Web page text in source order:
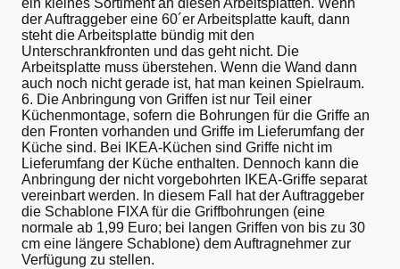
ein kleines Sortiment an diesen Arbeitsplatten. Wenn
der Auftraggeber eine 60´er Arbeitsplatte kauft, dann
steht die Arbeitsplatte bündig mit den
Unterschrankfronten und das geht nicht. Die
Arbeitsplatte muss überstehen. Wenn die Wand dann
auch noch nicht gerade ist, hat man keinen Spielraum.
6. Die Anbringung von Griffen ist nur Teil einer
Küchenmontage, sofern die Bohrungen für die Griffe an
den Fronten vorhanden und Griffe im Lieferumfang der
Küche sind. Bei IKEA-Küchen sind Griffe nicht im
Lieferumfang der Küche enthalten. Dennoch kann die
Anbringung der nicht vorgebohrten IKEA-Griffe separat
vereinbart werden. In diesem Fall hat der Auftraggeber
die Schablone FIXA für die Griffbohrungen (eine
normale ab 1,99 Euro; bei langen Griffen von bis zu 30
cm eine längere Schablone) dem Auftragnehmer zur
Verfügung zu stellen.